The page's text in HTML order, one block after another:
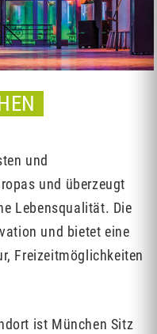
und
und überzeugt
Lebensqualität. Die
und bietet eine
Freizeitmöglichkeiten
ist München Sitz